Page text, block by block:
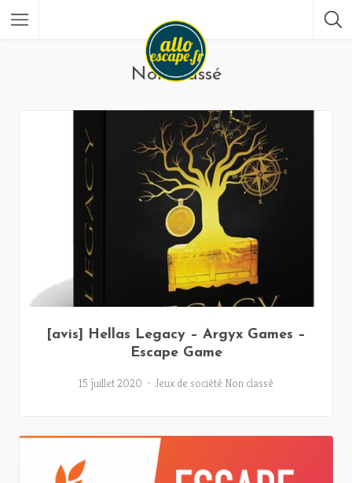
Non classé
[avis] Hellas Legacy – Argyx Games –
Escape Game
15 juillet 2020 Jeux de société Non classé